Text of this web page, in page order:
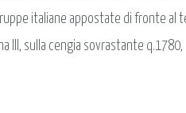
italiane appostate di fronte al
III, sulla cengia sovrastante q.1780,